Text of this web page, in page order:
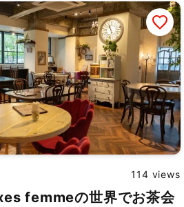
114 views
femmeの世界でお茶会